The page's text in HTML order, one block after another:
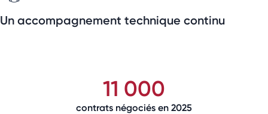
Un accompagnement technique continu
11 000
contrats négociés en 2025